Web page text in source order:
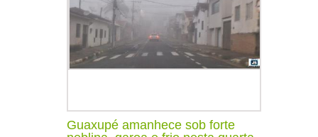
Guaxupé amanhece sob forte